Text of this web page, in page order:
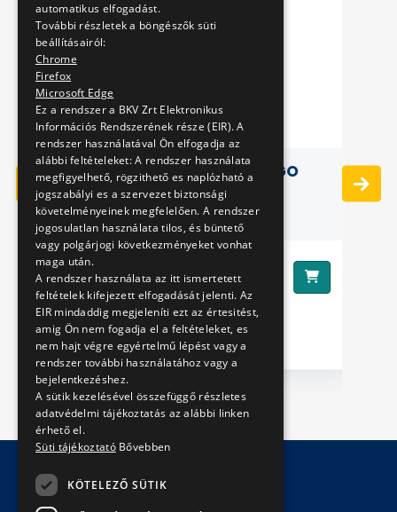
BODY WITH TRAM LOGO
Ár:4990 Ft
automatikus elfogadást.
További részletek a böngészők süti
beállításairól:
Chrome
Firefox
Microsoft Edge
Ez a rendszer a BKV Zrt Elektronikus
Információs Rendszerének része (EIR). A
rendszer használatával Ön elfogadja az
alábbi feltételeket: A rendszer használata
megfigyelhető, rögzithető es naplózható a
jogszabályi es a szervezet biztonsági
követelményeinek megfelelően. A rendszer
jogosulatlan használata tilos, és büntető
vagy polgárjogi következményeket vonhat
maga után.
A rendszer használata az itt ismertetett
feltételek kifejezett elfogadását jelenti. Az
EIR mindaddig megjeleníti ezt az értesitést,
amig Ön nem fogadja el a feltételeket, es
nem hajt végre egyértelmű lépést vagy a
rendszer további használatához vagy a
bejelentkezéshez.
A sütik kezelésével összefüggő részletes
adatvédelmi tájékoztatás az alábbi linken
érhető el.
Süti tájékoztató Bővebben
KÖTELEZŐ SÜTIK